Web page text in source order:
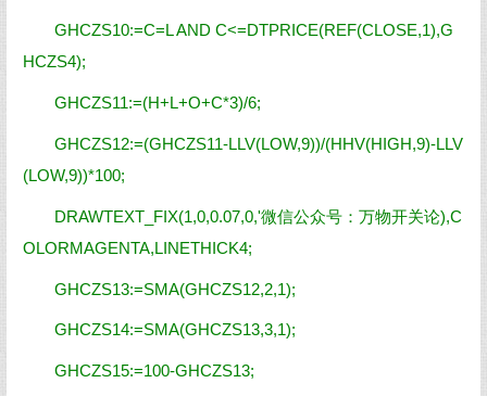
GHCZS10:=C=L AND C<=DTPRICE(REF(CLOSE,1),G
HCZS4);
GHCZS11:=(H+L+O+C*3)/6;
GHCZS12:=(GHCZS11-LLV(LOW,9))/(HHV(HIGH,9)-LLV
(LOW,9))*100;
DRAWTEXT_FIX(1,0,0.07,0,'微信公众号 ：万物开关论),C
OLORMAGENTA,LINETHICK4;
GHCZS13:=SMA(GHCZS12,2,1);
GHCZS14:=SMA(GHCZS13,3,1);
GHCZS15:=100-GHCZS13;